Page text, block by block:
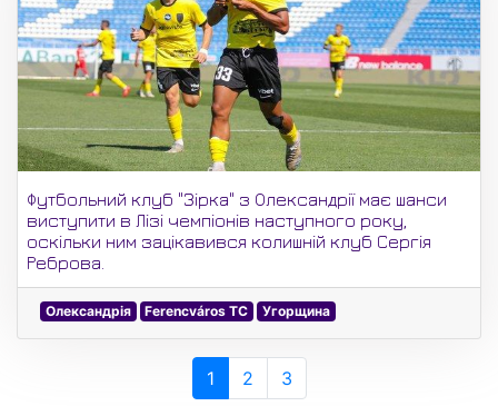
Футбольний клуб "Зірка" з Олександрії має шанси
виступити в Лізі чемпіонів наступного року,
оскільки ним зацікавився колишній клуб Сергія
Реброва.
Олександрія Ferencváros TC Угорщина
1 2 3